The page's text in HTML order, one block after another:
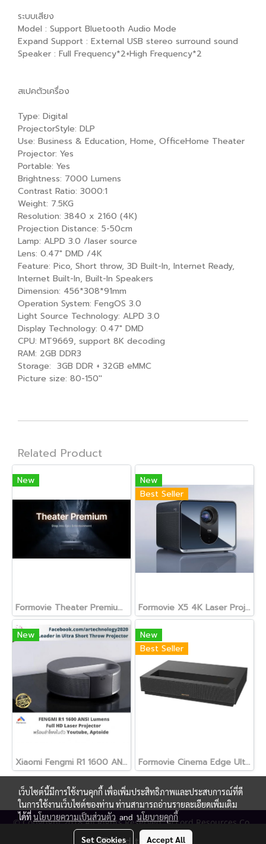
ระบบเสียง
Model : Support Bluetooth Audio Mode
Expand Support : External USB stereo surround sound
Speaker : Full Frequency*2+High Frequency*2
สเปคตัวเครื่อง
Type: Digital
ProjectorStyle: DLP
Use: Business & Education, Home, OfficeHome Theater
Projector: Yes
Portable: Yes
Brightness: 7000 Lumens
Contrast Ratio: 3000:1
Weight: 7.5KG
Resolution: 3840 x 2160 (4K)
Projection Distance: 5-50cm
Lamp: ALPD 3.0 /laser source
Lens: 0.47" DMD /4K
Feature: Pico, Short throw, 3D Built-In, Internet Ready,
Internet Built-In, Built-In Speakers
Dimension: 456*308*91mm
Operation System: FengOS 3.0
Light Source Technology: ALPD 3.0
Display Technology: 0.47" DMD
CPU: MT9669, support 8K decoding
RAM: 2GB DDR3
Storage: 3GB DDR + 32GB eMMC
Picture size: 80-150''
Related Product
New
Formovie Theater Premium UST
New
Best Seller
Formovie X5 4K Laser Projector Denon Speaker 2450 CVIA Lumens 4500 ANSI
New
Xiaomi Fengmi R1 1600 ANSI Lumens Ultra Short Throw projector 1080P 4K Support ลำโพงในตัว Android 9.0
New
Best Seller
Formovie Cinema Edge Ultra Short Throw 4K Laser TV Projector
© Copyright 2018 All Rights Reserved. Accord Resources Co.,
Ltd. (AR Technology)
เว็บไซต์นี้มีการใช้งานคุกกี้ เพื่อเพิ่มประสิทธิภาพและประสบการณ์ที่ดี
ในการใช้งานเว็บไซต์ของท่าน ท่านสามารถอ่านรายละเอียดเพิ่มเติม
ได้ที่นโยบายความเป็นส่วนตัว and นโยบายคุกกี้
Set Cookies Accept All